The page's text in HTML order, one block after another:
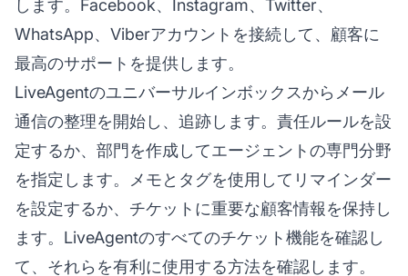
します。Facebook、Instagram、Twitter、
WhatsApp、Viberアカウントを接続して、顧客に
最高のサポートを提供します。
LiveAgentのユニバーサルインボックスからメール
通信の整理を開始し、追跡します。責任ルールを設
定するか、部門を作成してエージェントの専門分野
を指定します。メモとタグを使用してリマインダー
を設定するか、チケットに重要な顧客情報を保持し
ます。LiveAgentのすべてのチケット機能を確認し
て、それらを有利に使用する方法を確認します。